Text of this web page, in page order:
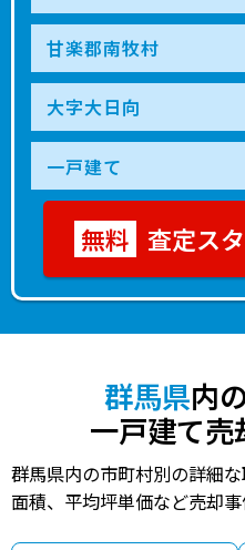
査定ス
群馬県内
一戸建て売
群馬県内の市町村別の詳細
面積、平均坪単価など売却